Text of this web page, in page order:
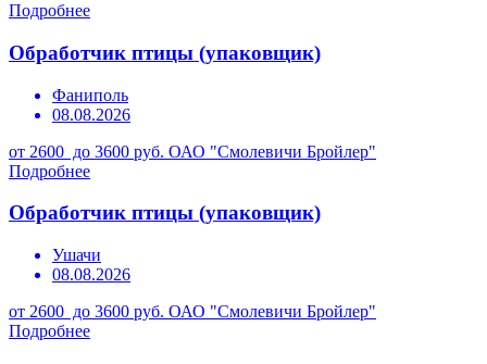
Подробнее
Обработчик птицы (упаковщик)
Фаниполь
08.08.2026
от 2600 до 3600 руб. ОАО "Смолевичи Бройлер"
Подробнее
Обработчик птицы (упаковщик)
Ушачи
08.08.2026
от 2600 до 3600 руб. ОАО "Смолевичи Бройлер"
Подробнее